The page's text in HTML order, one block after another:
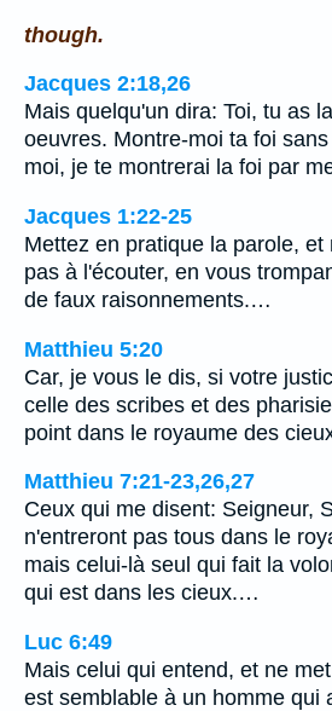
though.
Jacques 2:18,26
Mais quelqu'un dira: Toi, tu as
oeuvres. Montre-moi ta foi
moi, je te montrerai la foi par
Jacques 1:22-25
Mettez en pratique la parole, et
pas à l'écouter, en vous
de faux raisonnements.…
Matthieu 5:20
Car, je vous le dis, si votre
celle des scribes et des
point dans le royaume des
Matthieu 7:21-23,26,27
Ceux qui me disent: Seigneur,
n'entreront pas tous dans le
mais celui-là seul qui fait la
qui est dans les cieux.…
Luc 6:49
Mais celui qui entend, et ne
est semblable à un homme qui